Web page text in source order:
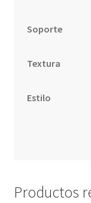
Soporte
Textura
Estilo
Productos